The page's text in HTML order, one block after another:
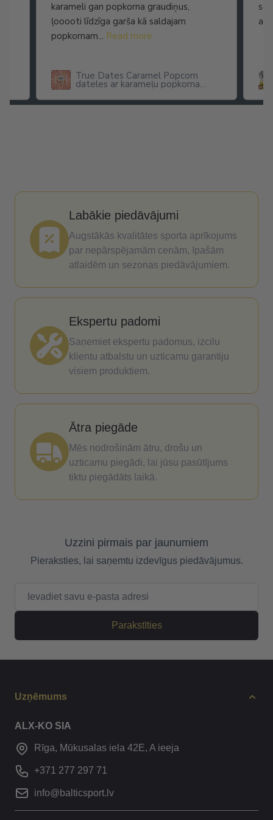
karameli gan popkorna graudiņus,
ļooooti līdzīga garša kā saldajam
popkornam... Read more
True Dates Caramel Popcorn
dateles ar karameļu popkorna
arī
Labākie piedāvājumi
Augstākās kvalitātes sporta aprīkojums
par nepārspējamām cenām, īpašām
atlaidēm un sezonas piedāvājumiem.
Ekspertu padomi
Saņemiet ekspertu padomus, izcilu
klientu atbalstu un uzticamu garantiju
visiem produktiem.
Ātra piegāde
Mēs nodrošinām ātru, drošu un
uzticamu piegādi, lai jūsu pasūtījums
tiktu piegādāts laikā.
Uzzini pirmais par jaunumiem
Pieraksties, lai saņemtu izdevīgus piedāvājumus.
Parakstīties
Uzņēmums
ALX-KO SIA
Rīga, Mūkusalas iela 42E, A ieeja
+371 277 297 71
info@balticsport.lv